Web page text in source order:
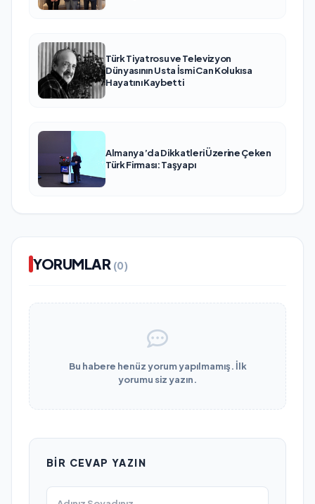
Türk Tiyatrosu ve Televizyon
Dünyasının Usta İsmi Can Kolukısa
Hayatını Kaybetti
Almanya’da Dikkatleri Üzerine Çeken
Türk Firması: Taşyapı
YORUMLAR (0)
Bu habere henüz yorum yapılmamış. İlk
yorumu siz yazın.
BIR CEVAP YAZIN